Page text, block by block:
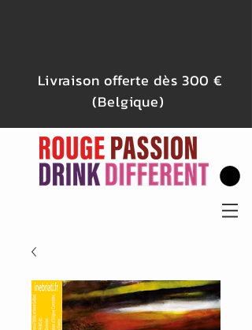
Livraison offerte dès 300 €
(Belgique)